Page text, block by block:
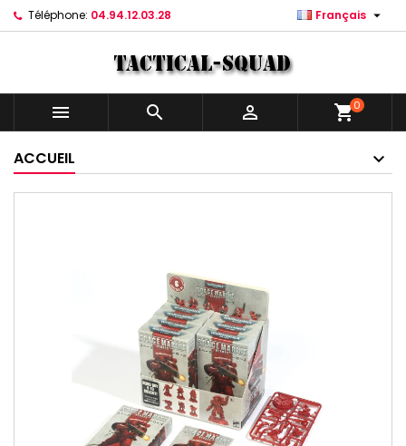
Téléphone: 04.94.12.03.28 Français 
   shopping_cart0
ACCUEIL